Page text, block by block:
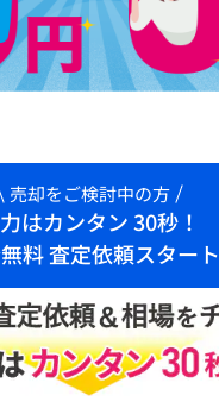
売却をご検討中の方
はカンタン 30秒！
料 査定依頼スタート